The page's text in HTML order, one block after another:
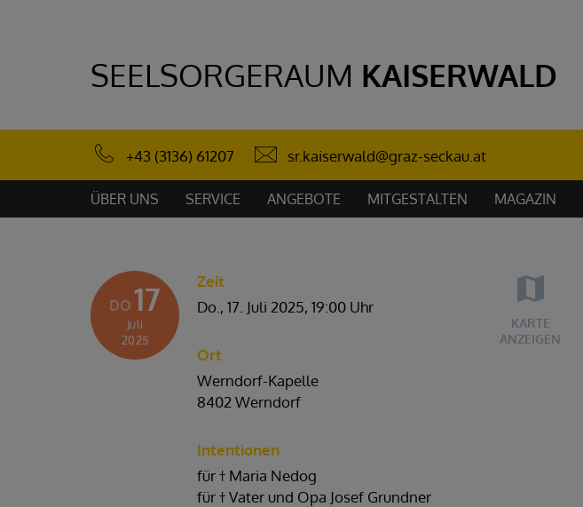
SEELSORGERAUM KAISERWALD
+43 (3136) 61207 sr.kaiserwald@graz-seckau.at
ÜBER UNS SERVICE ANGEBOTE MITGESTALTEN MAGAZIN
PFARRE
DOBL
DO 17
Juli
2025
Zeit
Do., 17. Juli 2025, 19:00 Uhr
Ort
Werndorf-Kapelle
8402 Werndorf
Intentionen
für † Maria Nedog
für † Vater und Opa Josef Grundner
KARTE
ANZEIGEN